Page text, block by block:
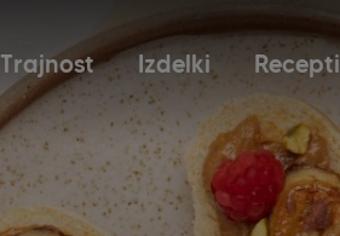
Trajnost Izdelki Recepti